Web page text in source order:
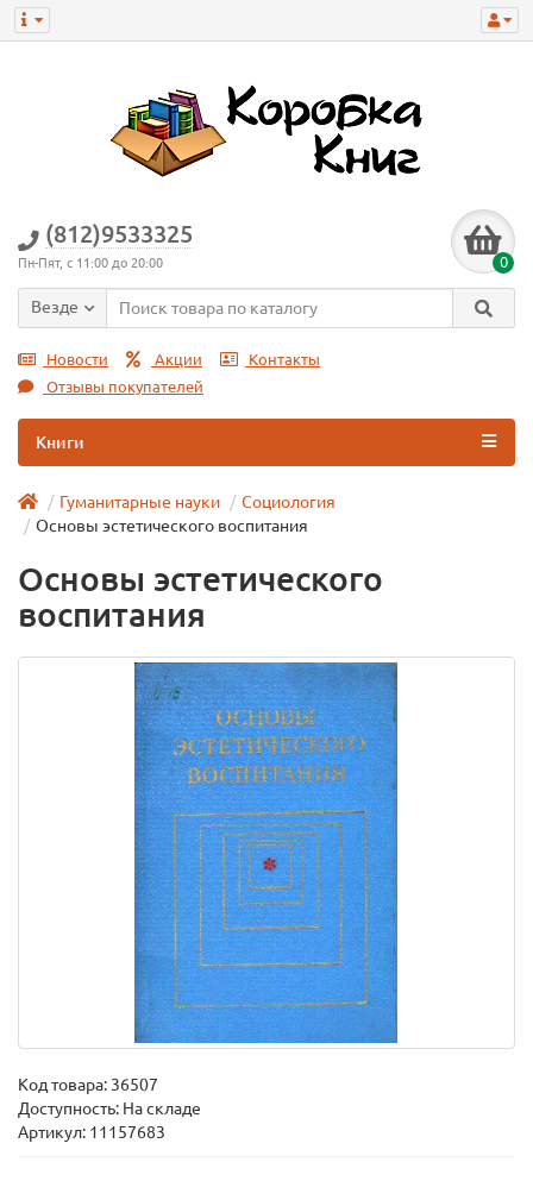
(812)9533325
Пн-Пят, с 11:00 до 20:00 0
Везде
Новости Акции
Контакты
Отзывы покупателей
Книги
Гуманитарные науки
Социология
Основы эстетического воспитания
Основы эстетического
воспитания
Код товара: 36507
Доступность: На складе
Артикул: 11157683